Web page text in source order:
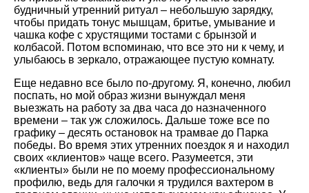
будничный утренний ритуал – небольшую зарядку,
чтобы придать тонус мышцам, бритье, умывание и
чашка кофе с хрустящими тостами с брынзой и
колбасой. Потом вспоминаю, что все это ни к чему, и
улыбаюсь в зеркало, отражающее пустую комнату.
Еще недавно все было по-другому. Я, конечно, любил
поспать, но мой образ жизни вынуждал меня
выезжать на работу за два часа до назначенного
времени – так уж сложилось. Дальше тоже все по
графику – десять остановок на трамвае до Парка
победы. Во время этих утренних поездок я и находил
своих «клиентов» чаще всего. Разумеется, эти
«клиенты» были не по моему профессиональному
профилю, ведь для галочки я трудился вахтером в